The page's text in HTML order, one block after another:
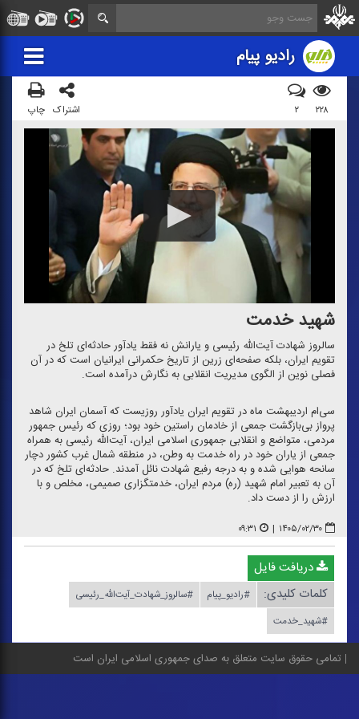
رادیو پیام
۲۲۸ ۲ اشتراک چاپ
شهید خدمت
سالروز شهادت آیت‌الله رئیسی و یارانش نه فقط یادآور حادثه‌ای تلخ در
تقویم ایران، بلكه صفحه‌ای زرین از تاریخ حكمرانی ایرانیان است كه در آن
فصلی نوین از الگوی مدیریت انقلابی به نگارش درآمده است.
سی‌ام اردیبهشت ماه در تقویم ایران یادآور روزیست كه آسمان ایران شاهد
پرواز بی‌بازگشت جمعی از خادمان راستین خود بود؛ روزی كه رئیس جمهور
مردمی، متواضع و انقلابی جمهوری اسلامی ایران، آیت‌الله رئیسی به همراه
جمعی از یاران خود در راه خدمت به وطن، در منطقه شمال غرب كشور دچار
سانحه هوایی شده و به درجه رفیع شهادت نائل آمدند. حادثه‌ای تلخ كه در
آن به تعبیر امام شهید (ره) مردم ایران، خدمتگزاری صمیمی، مخلص و با
ارزش را از دست داد.
۱۴۰۵/۰۲/۳۰ | ۰۹:۳۱
دریافت فایل
کلمات کلیدی:
#رادیو_پیام
#سالروز_شهادت_آیت‌الله_رئیسی
#شهید_خدمت
تمامی حقوق سایت متعلق به صدای جمهوری اسلامی ایران است